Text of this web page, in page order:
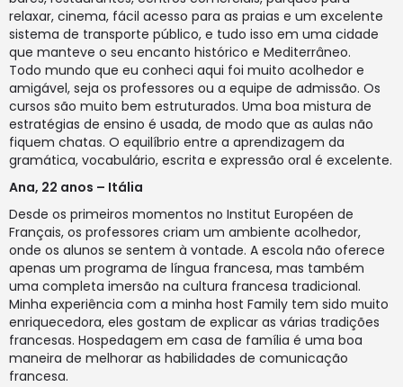
relaxar, cinema, fácil acesso para as praias e um excelente
sistema de transporte público, e tudo isso em uma cidade
que manteve o seu encanto histórico e Mediterrâneo.
Todo mundo que eu conheci aqui foi muito acolhedor e
amigável, seja os professores ou a equipe de admissão. Os
cursos são muito bem estruturados. Uma boa mistura de
estratégias de ensino é usada, de modo que as aulas não
fiquem chatas. O equilíbrio entre a aprendizagem da
gramática, vocabulário, escrita e expressão oral é excelente.
Ana, 22 anos – Itália
Desde os primeiros momentos no Institut Européen de
Français, os professores criam um ambiente acolhedor,
onde os alunos se sentem à vontade. A escola não oferece
apenas um programa de língua francesa, mas também
uma completa imersão na cultura francesa tradicional.
Minha experiência com a minha host Family tem sido muito
enriquecedora, eles gostam de explicar as várias tradições
francesas. Hospedagem em casa de família é uma boa
maneira de melhorar as habilidades de comunicação
francesa.